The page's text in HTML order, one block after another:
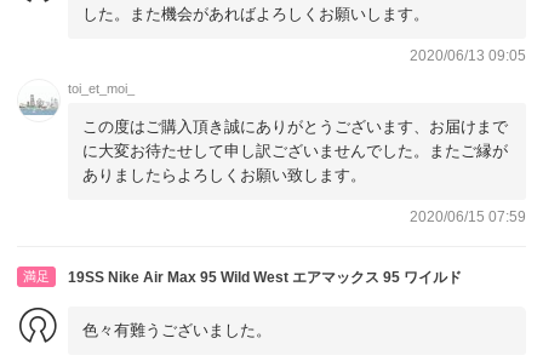
した。また機会があればよろしくお願いします。
2020/06/13 09:05
toi_et_moi_
この度はご購入頂き誠にありがとうございます、お届けまで
に大変お待たせして申し訳ございませんでした。またご縁が
ありましたらよろしくお願い致します。
2020/06/15 07:59
満足 19SS Nike Air Max 95 Wild West エアマックス 95 ワイルド
色々有難うございました。